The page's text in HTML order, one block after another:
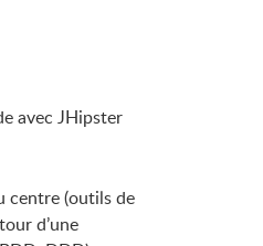
avec JHipster
centre (outils de
d’une